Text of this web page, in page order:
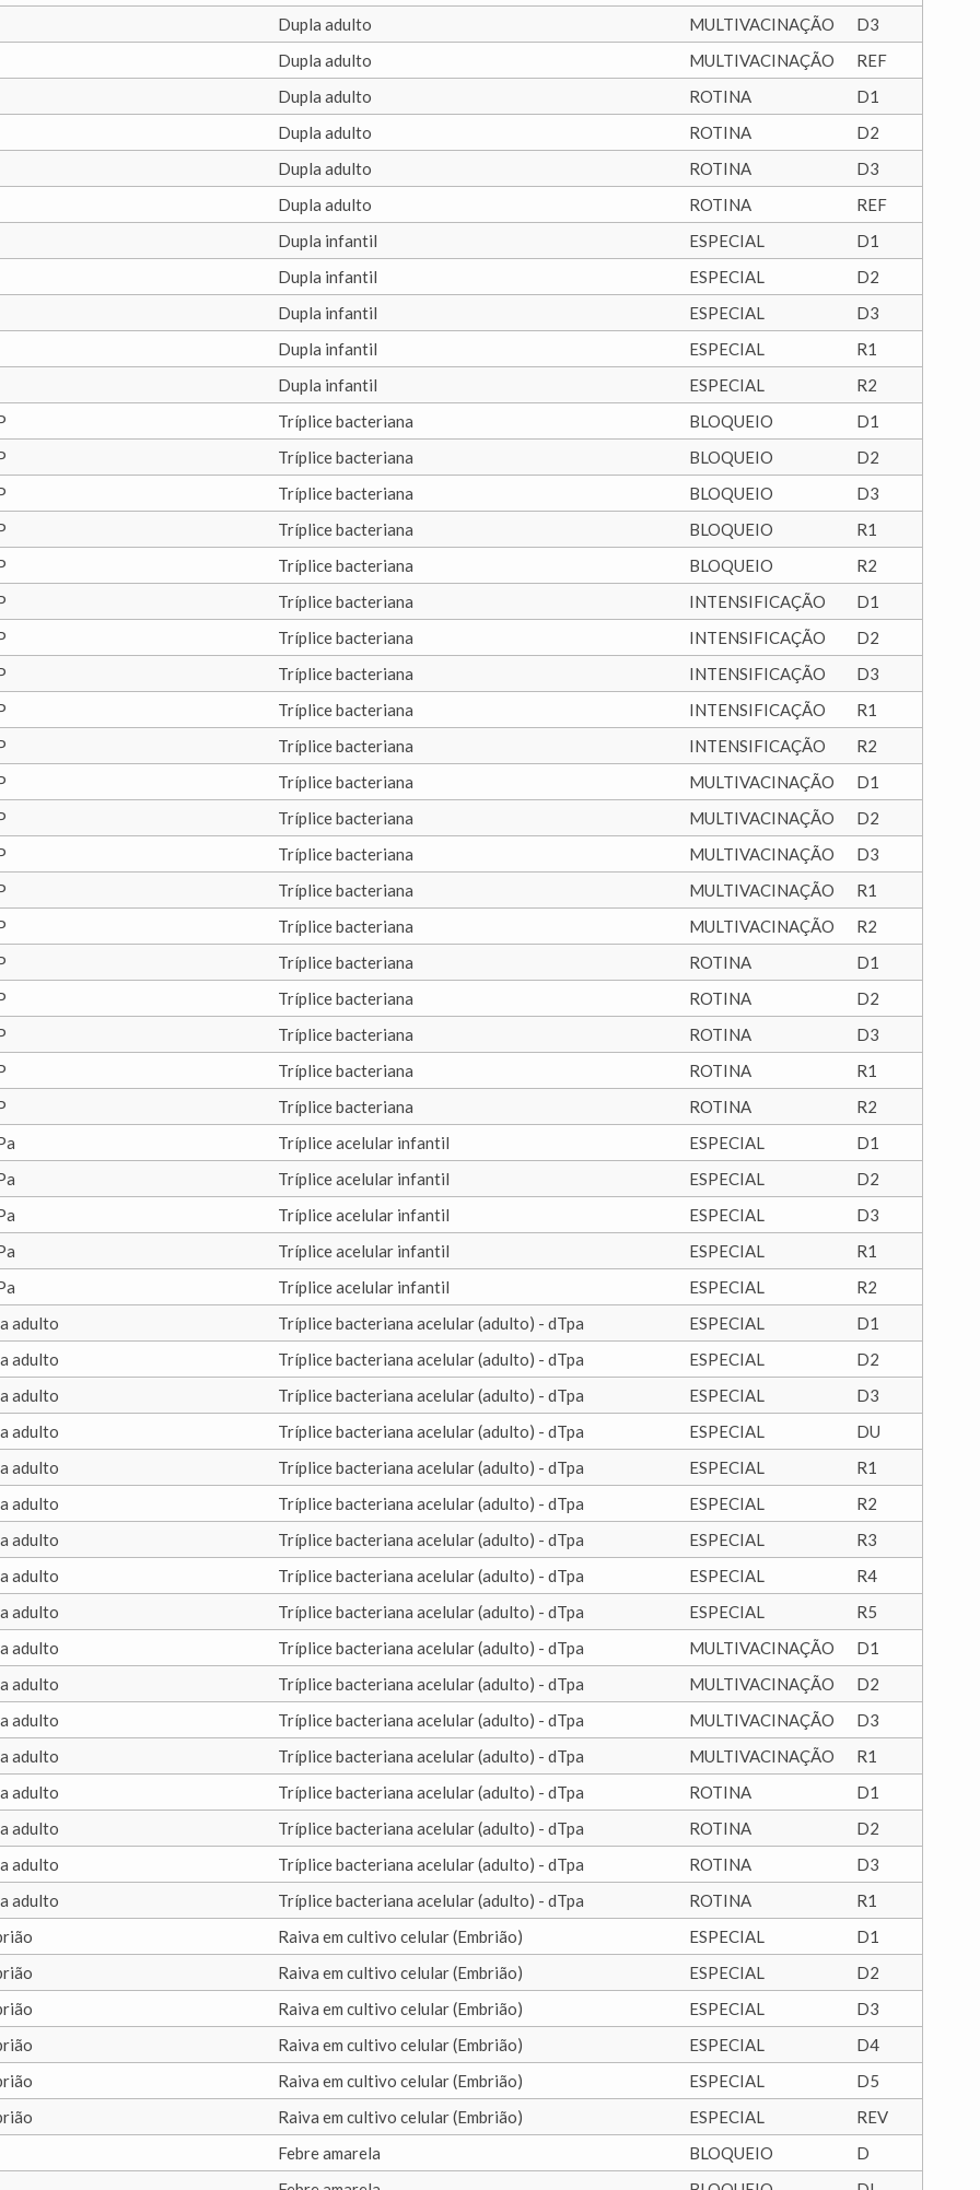
Dupla adulto MULTIVACINAÇÃO
D3
Dupla adulto MULTIVACINAÇÃO
REF
Dupla adulto ROTINA
D1
Dupla adulto ROTINA
D2
Dupla adulto ROTINA
D3
Dupla adulto ROTINA
REF
Dupla infantil ESPECIAL
D1
Dupla infantil ESPECIAL
D2
Dupla infantil ESPECIAL
D3
Dupla infantil ESPECIAL
R1
Dupla infantil ESPECIAL
R2
Tríplice bacteriana BLOQUEIO
D1
Tríplice bacteriana BLOQUEIO
D2
Tríplice bacteriana BLOQUEIO
D3
Tríplice bacteriana BLOQUEIO
R1
Tríplice bacteriana BLOQUEIO
R2
Tríplice bacteriana INTENSIFICAÇÃO
D1
Tríplice bacteriana INTENSIFICAÇÃO
D2
Tríplice bacteriana INTENSIFICAÇÃO
D3
Tríplice bacteriana INTENSIFICAÇÃO
R1
Tríplice bacteriana INTENSIFICAÇÃO
R2
Tríplice bacteriana MULTIVACINAÇÃO
D1
Tríplice bacteriana MULTIVACINAÇÃO
D2
Tríplice bacteriana MULTIVACINAÇÃO
D3
Tríplice bacteriana MULTIVACINAÇÃO
R1
Tríplice bacteriana MULTIVACINAÇÃO
R2
Tríplice bacteriana ROTINA
D1
Tríplice bacteriana ROTINA
D2
Tríplice bacteriana ROTINA
D3
Tríplice bacteriana ROTINA
R1
Tríplice bacteriana ROTINA
R2
Tríplice acelular infantil ESPECIAL
D1
Tríplice acelular infantil ESPECIAL
D2
Tríplice acelular infantil ESPECIAL
D3
Tríplice acelular infantil ESPECIAL
R1
Tríplice acelular infantil ESPECIAL
R2
adulto
Tríplice bacteriana acelular (adulto) - dTpa ESPECIAL
D1
adulto
Tríplice bacteriana acelular (adulto) - dTpa ESPECIAL
D2
adulto
Tríplice bacteriana acelular (adulto) - dTpa ESPECIAL
D3
adulto
Tríplice bacteriana acelular (adulto) - dTpa ESPECIAL
DU
adulto
Tríplice bacteriana acelular (adulto) - dTpa ESPECIAL
R1
adulto
Tríplice bacteriana acelular (adulto) - dTpa ESPECIAL
R2
adulto
Tríplice bacteriana acelular (adulto) - dTpa ESPECIAL
R3
adulto
Tríplice bacteriana acelular (adulto) - dTpa ESPECIAL
R4
adulto
Tríplice bacteriana acelular (adulto) - dTpa ESPECIAL
R5
adulto
Tríplice bacteriana acelular (adulto) - dTpa MULTIVACINAÇÃO
D1
adulto
Tríplice bacteriana acelular (adulto) - dTpa MULTIVACINAÇÃO
D2
adulto
Tríplice bacteriana acelular (adulto) - dTpa MULTIVACINAÇÃO
D3
adulto
Tríplice bacteriana acelular (adulto) - dTpa MULTIVACINAÇÃO
R1
adulto
Tríplice bacteriana acelular (adulto) - dTpa ROTINA
D1
adulto
Tríplice bacteriana acelular (adulto) - dTpa ROTINA
D2
adulto
Tríplice bacteriana acelular (adulto) - dTpa ROTINA
D3
adulto
Tríplice bacteriana acelular (adulto) - dTpa ROTINA
R1
Raiva em cultivo celular (Embrião) ESPECIAL
D1
Raiva em cultivo celular (Embrião) ESPECIAL
D2
Raiva em cultivo celular (Embrião) ESPECIAL
D3
Raiva em cultivo celular (Embrião) ESPECIAL
D4
Raiva em cultivo celular (Embrião) ESPECIAL
D5
Raiva em cultivo celular (Embrião) ESPECIAL
REV
Febre amarela BLOQUEIO
D